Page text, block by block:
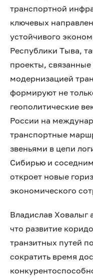
транспортной
ключевых
устойчивого
Республики Тыва,
проекты,
модернизацией
формируют не
геополитические
России на
транспортные
звеньями в цепи
Сибирью и
откроет новые
экономического
Владислав Ховалыг
что развитие
транзитных путей
сократить время